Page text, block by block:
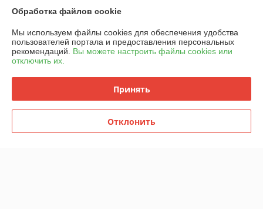
ООО "Горячий металл"
г.ГРОДНО, ул.ЛИДСКАЯ, дом 15 А, 230025, РЕСПУБЛИКА БЕЛАРУСЬ,
ГРОДНЕНСКАЯ обл
Регистрационный номер ЕГР: 591048432
Обработка файлов cookie
Мы используем файлы cookies для обеспечения удобства
пользователей портала и предоставления персональных
рекомендаций. Вы можете настроить файлы cookies или
отключить их.
Принять
Отклонить